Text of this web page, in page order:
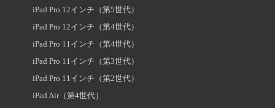
iPad Pro 12インチ（第5世代）
iPad Pro 12インチ（第4世代）
iPad Pro 11インチ（第4世代）
iPad Pro 11インチ（第3世代）
iPad Pro 11インチ（第2世代）
iPad Air（第4世代）